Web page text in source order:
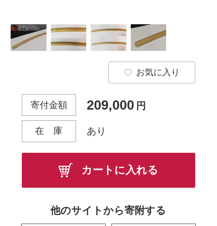
お気に入り
寄付金額 209,000 円
在 庫 あり
カートに入れる
他のサイトから寄附する